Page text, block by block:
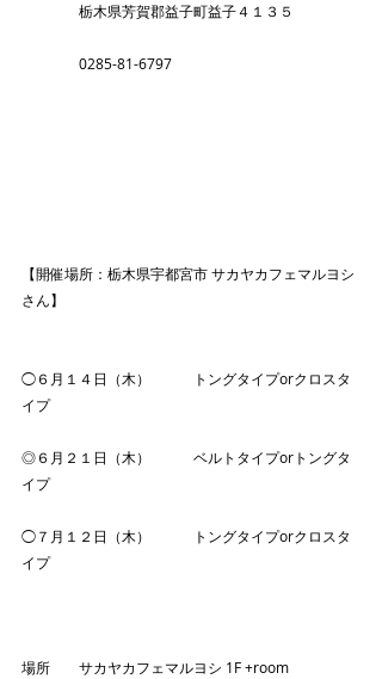
栃木県芳賀郡益子町益子４１３５
0285-81-6797
【開催場所：栃木県宇都宮市 サカヤカフェマルヨシ
さん】
◯６月１４日（木）　　　トングタイプorクロスタ
イプ
◎６月２１日（木）　　　ベルトタイプorトングタ
イプ
◯７月１２日（木）　　　トングタイプorクロスタ
イプ
場所　　サカヤカフェマルヨシ 1F +room